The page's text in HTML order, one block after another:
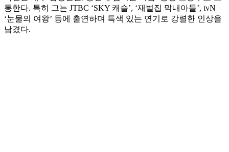
통한다. 특히 그는 JTBC ‘SKY 캐슬’, ‘재벌집 막내아들’, tvN
‘눈물의 여왕’ 등에 출연하며 특색 있는 연기로 강렬한 인상을
남겼다.